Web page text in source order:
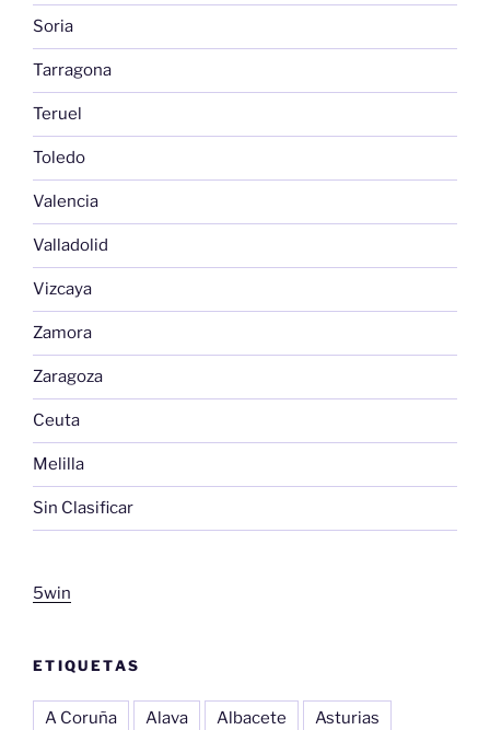
Soria
Tarragona
Teruel
Toledo
Valencia
Valladolid
Vizcaya
Zamora
Zaragoza
Ceuta
Melilla
Sin Clasificar
5win
ETIQUETAS
A Coruña Alava Albacete Asturias